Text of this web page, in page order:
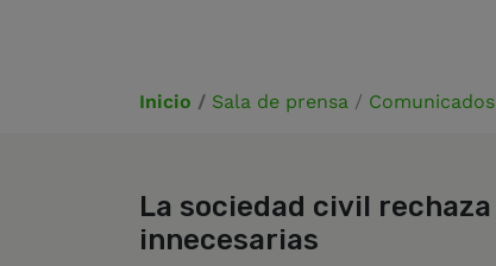
Inicio / Sala de prensa / Comunicados
La sociedad civil
innecesarias